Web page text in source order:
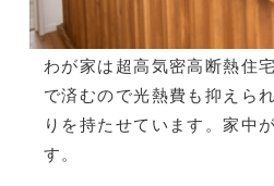
わが家は超高気密高断熱住
で済むので光熱費も抑えら
りを持たせています。家中
す。